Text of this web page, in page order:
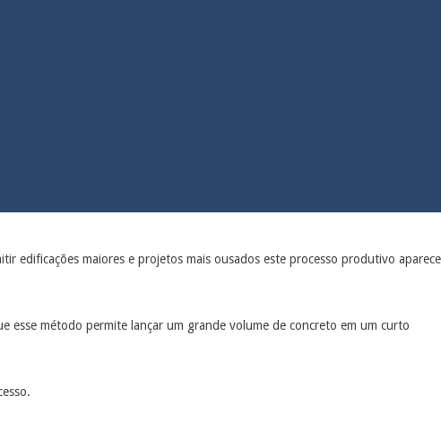
edificações maiores e projetos mais ousados este processo produtivo aparece
esse método permite lançar um grande volume de concreto em um curto